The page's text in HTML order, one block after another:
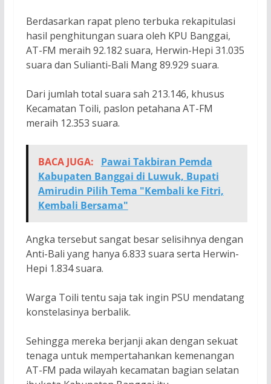
Berdasarkan rapat pleno terbuka rekapitulasi
hasil penghitungan suara oleh KPU Banggai,
AT-FM meraih 92.182 suara, Herwin-Hepi 31.035
suara dan Sulianti-Bali Mang 89.929 suara.
Dari jumlah total suara sah 213.146, khusus
Kecamatan Toili, paslon petahana AT-FM
meraih 12.353 suara.
BACA JUGA:
Pawai Takbiran Pemda
Kabupaten Banggai di Luwuk, Bupati
Amirudin Pilih Tema "Kembali ke Fitri,
Kembali Bersama"
Angka tersebut sangat besar selisihnya dengan
Anti-Bali yang hanya 6.833 suara serta Herwin-
Hepi 1.834 suara.
Warga Toili tentu saja tak ingin PSU mendatang
konstelasinya berbalik.
Sehingga mereka berjanji akan dengan sekuat
tenaga untuk mempertahankan kemenangan
AT-FM pada wilayah kecamatan bagian selatan